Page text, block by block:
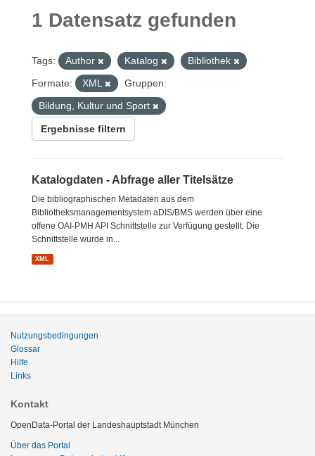
1 Datensatz gefunden
Tags: Author Katalog
Bibliothek
Formate:
XML
Gruppen:
Bildung, Kultur und Sport
Ergebnisse filtern
Katalogdaten - Abfrage aller Titelsätze
Die bibliographischen Metadaten aus dem
Bibliotheksmanagementsystem aDIS/BMS werden über eine
offene OAI-PMH API Schnittstelle zur Verfügung gestellt. Die
Schnittstelle wurde in...
XML
Nutzungsbedingungen
Glossar
Hilfe
Links
Kontakt
OpenData-Portal der Landeshauptstadt München
Über das Portal